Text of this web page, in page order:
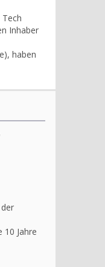
Inhaber
haben
Jahre